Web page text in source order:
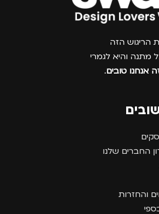
צרפו אותי למועדון
הריגוש הזה
מתנה והיא לגמרי
אנחנו טובים.
החברים שלנו
והחזרות